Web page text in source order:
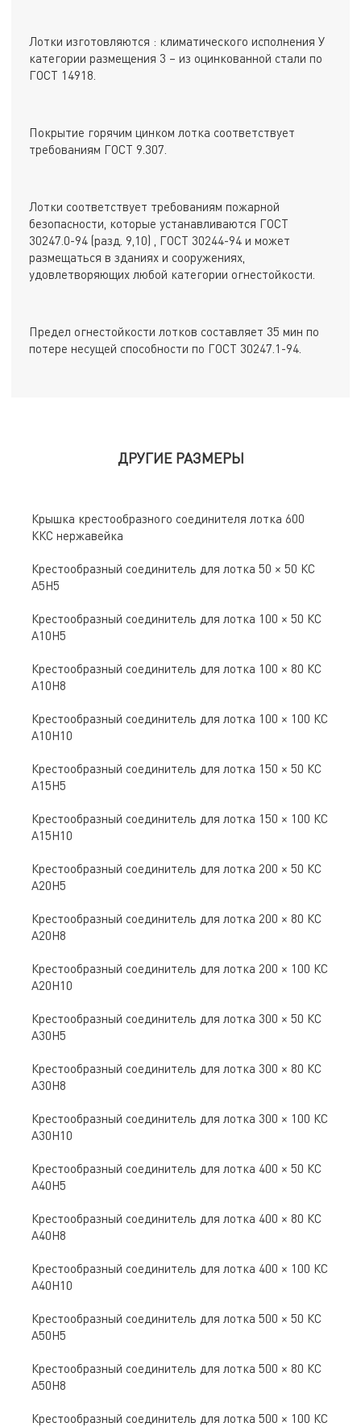
Лотки изготовляются : климатического исполнения У
категории размещения 3 – из оцинкованной стали по
ГОСТ 14918.
Покрытие горячим цинком лотка соответствует
требованиям ГОСТ 9.307.
Лотки соответствует требованиям пожарной
безопасности, которые устанавливаются ГОСТ
30247.0-94 (разд. 9,10) , ГОСТ 30244-94 и может
размещаться в зданиях и сооружениях,
удовлетворяющих любой категории огнестойкости.
Предел огнестойкости лотков составляет 35 мин по
потере несущей способности по ГОСТ 30247.1-94.
ДРУГИЕ РАЗМЕРЫ
Крышка крестообразного соединителя лотка 600
ККС нержавейка
Крестообразный соединитель для лотка 50 × 50 КС
А5Н5
Крестообразный соединитель для лотка 100 × 50 КС
А10Н5
Крестообразный соединитель для лотка 100 × 80 КС
А10Н8
Крестообразный соединитель для лотка 100 × 100 КС
А10Н10
Крестообразный соединитель для лотка 150 × 50 КС
А15Н5
Крестообразный соединитель для лотка 150 × 100 КС
А15Н10
Крестообразный соединитель для лотка 200 × 50 КС
А20Н5
Крестообразный соединитель для лотка 200 × 80 КС
А20Н8
Крестообразный соединитель для лотка 200 × 100 КС
А20Н10
Крестообразный соединитель для лотка 300 × 50 КС
А30Н5
Крестообразный соединитель для лотка 300 × 80 КС
А30Н8
Крестообразный соединитель для лотка 300 × 100 КС
А30Н10
Крестообразный соединитель для лотка 400 × 50 КС
А40Н5
Крестообразный соединитель для лотка 400 × 80 КС
А40Н8
Крестообразный соединитель для лотка 400 × 100 КС
А40Н10
Крестообразный соединитель для лотка 500 × 50 КС
А50Н5
Крестообразный соединитель для лотка 500 × 80 КС
А50Н8
Крестообразный соединитель для лотка 500 × 100 КС